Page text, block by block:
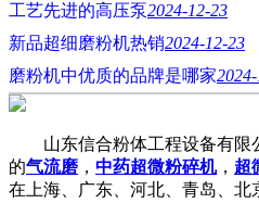
工艺先进的高压泵2024-12-23
新品超细磨粉机热销2024-12-23
磨粉机中优质的品牌是哪家
山东信合粉体工程设备有限
的气流磨 ， 中药超微粉碎机， 超
在上海、广东、河北、青岛、